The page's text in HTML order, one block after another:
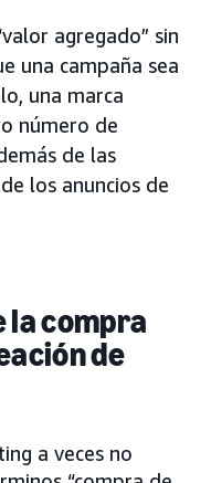
agregado” sin
una campaña sea
una marca
número de
de las
los anuncios de
compra
de
a veces no